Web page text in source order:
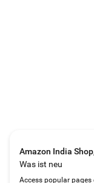
Saris & Kleider
Uhren, Handtaschen
Schuhe
Was ist neu
Access popular